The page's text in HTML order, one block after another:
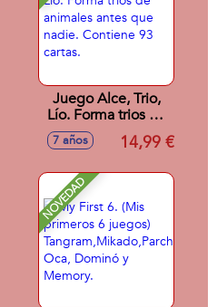
Juego Alce, Trio,
Lío. Forma trios de
animales antes que
nadie. Contiene 93
7 años 14,99 €
NOVEDAD